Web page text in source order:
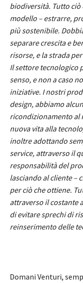
biodiversità. Tutto
modello – estrarre,
più sostenibile.
separare crescita e
risorse, e la strada
Il settore tecnologico
senso, e non a caso
iniziative. I nostri
design, abbiamo
ricondizionamento al
nuova vita alla
inoltre adottando
service, attraverso il
responsabilità del
lasciando al cliente –
per ciò che ottiene.
attraverso il costante
di evitare sprechi di
reinserimento delle
Domani Venturi,